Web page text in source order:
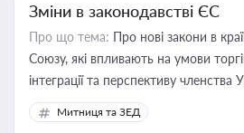
Зміни в законодавстві ЄС
Про що тема: Про нові закони в
Союзу, які впливають на умови торгівлі, трудової міграції,
інтеграції та перспективу членства
Митниця та ЗЕД